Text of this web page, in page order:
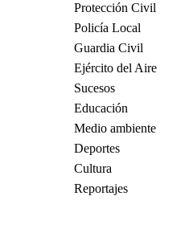
Protección Civil
Policía Local
Guardia Civil
Ejército del Aire
Sucesos
Educación
Medio ambiente
Deportes
Cultura
Reportajes